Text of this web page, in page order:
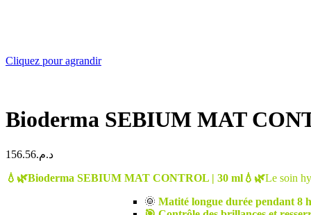
Cliquez pour agrandir
Bioderma SEBIUM MAT
د.م.156.56
💧🌿Bioderma SEBIUM MAT CONTROL | 30 ml💧🌿Le soin
🌞 Matité longue durée pendant 8